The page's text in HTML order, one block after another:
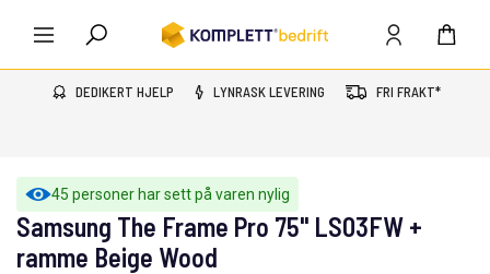
DEDIKERT HJELP LYNRASK LEVERING FRI FRAKT*
45 personer har sett på varen nylig
Samsung The Frame Pro 75" LS03FW +
ramme Beige Wood